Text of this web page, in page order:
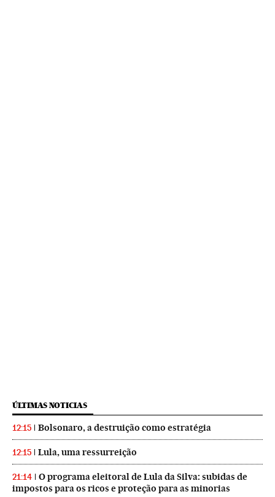
ÚLTIMAS NOTICIAS
12:15 Bolsonaro, a destruição como estratégia
12:15 Lula, uma ressurreição
21:14
O programa eleitoral de Lula da Silva: subidas de
impostos para os ricos e proteção para as minorias